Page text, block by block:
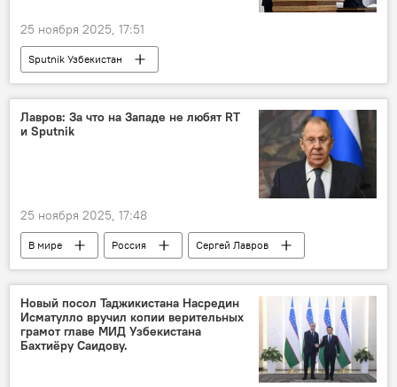
25 ноября 2025, 17:51
Sputnik Узбекистан
Лавров: За что на Западе не любят RT
и Sputnik
25 ноября 2025, 17:48
В мире Россия
Сергей Лавров
Sputnik
МИД РФ Политика
Новый посол Таджикистана Насредин
Исматулло вручил копии верительных
грамот главе МИД Узбекистана
Бахтиёру Саидову.